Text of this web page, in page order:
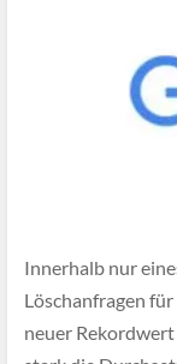
Innerhalb nur
Löschanfragen
neuer